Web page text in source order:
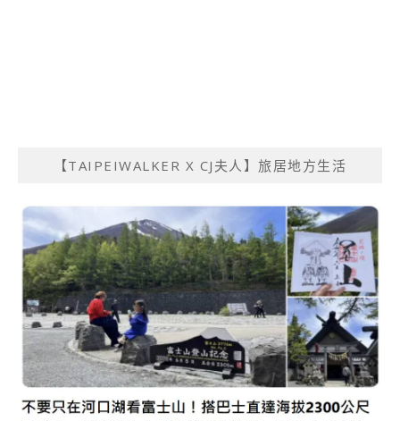
【TAIPEIWALKER X CJ夫人】旅居地方生活